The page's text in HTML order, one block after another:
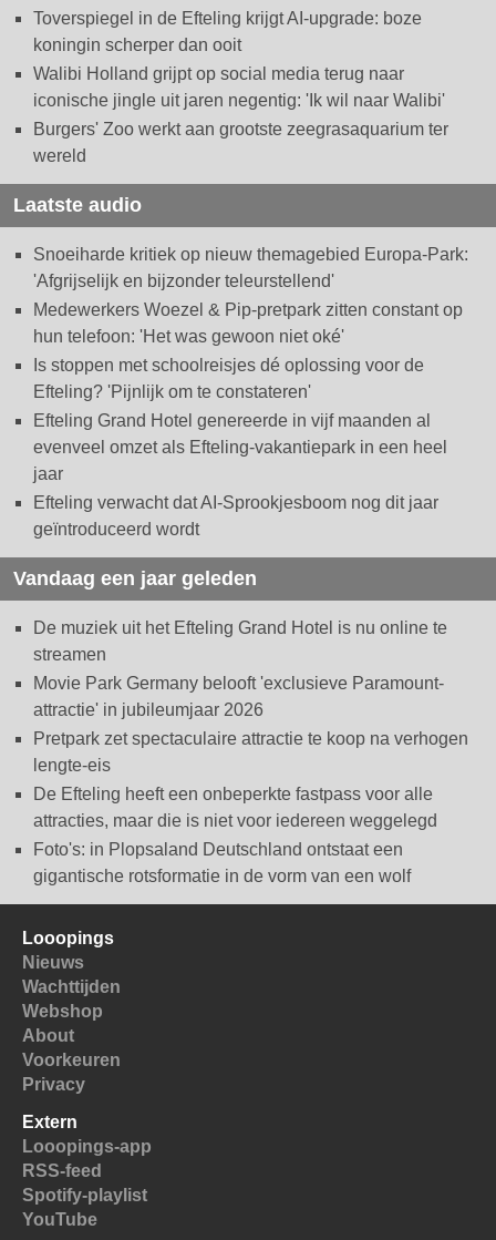
Toverspiegel in de Efteling krijgt AI-upgrade: boze
koningin scherper dan ooit
Walibi Holland grijpt op social media terug naar
iconische jingle uit jaren negentig: 'Ik wil naar Walibi'
Burgers' Zoo werkt aan grootste zeegrasaquarium ter
wereld
Laatste audio
Snoeiharde kritiek op nieuw themagebied Europa-Park:
'Afgrijselijk en bijzonder teleurstellend'
Medewerkers Woezel & Pip-pretpark zitten constant op
hun telefoon: 'Het was gewoon niet oké'
Is stoppen met schoolreisjes dé oplossing voor de
Efteling? 'Pijnlijk om te constateren'
Efteling Grand Hotel genereerde in vijf maanden al
evenveel omzet als Efteling-vakantiepark in een heel
jaar
Efteling verwacht dat AI-Sprookjesboom nog dit jaar
geïntroduceerd wordt
Vandaag een jaar geleden
De muziek uit het Efteling Grand Hotel is nu online te
streamen
Movie Park Germany belooft 'exclusieve Paramount-
attractie' in jubileumjaar 2026
Pretpark zet spectaculaire attractie te koop na verhogen
lengte-eis
De Efteling heeft een onbeperkte fastpass voor alle
attracties, maar die is niet voor iedereen weggelegd
Foto's: in Plopsaland Deutschland ontstaat een
gigantische rotsformatie in de vorm van een wolf
Looopings
Nieuws
Wachttijden
Webshop
About
Voorkeuren
Privacy
Extern
Looopings-app
RSS-feed
Spotify-playlist
YouTube